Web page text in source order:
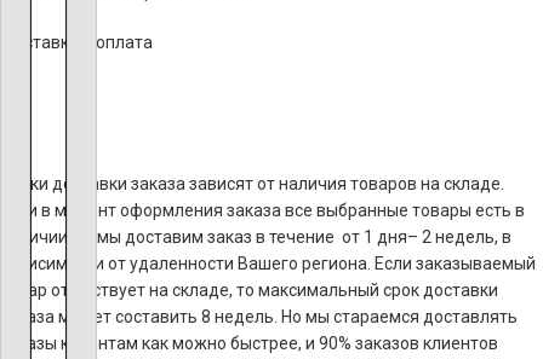
Доставка и оплата
Сроки доставки заказа зависят от наличия товаров на складе.
Если в момент оформления заказа все выбранные товары есть в
наличии, то мы доставим заказ в течение от 1 дня– 2 недель, в
зависимости от удаленности Вашего региона. Если заказываемый
товар отсутствует на складе, то максимальный срок доставки
заказа может составить 8 недель. Но мы стараемся доставлять
заказы клиентам как можно быстрее, и 90% заказов клиентов